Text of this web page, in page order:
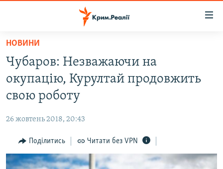
Перейти
основного
матеріалу
Перейти
до
основної
Перейти
до
пошуку
НОВИНИ
ВОДА.КРИМ
ВІДЕО ТА ФОТО
БЛОГИ
ПОГЛЯД
ІНТЕРВ'Ю
НОВИНИ
Чубаров: Незважаючи на
окупацію, Курултай продовжить
свою роботу
26 жовтень 2018, 20:43
Поділитись Читати без VPN